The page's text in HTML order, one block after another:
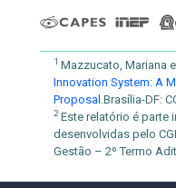
1 Mazzucato, Mariana
Innovation System: A
Proposal .Brasília-DF:
2Este relatório é parte
desenvolvidas pelo
Gestão – 2º Termo